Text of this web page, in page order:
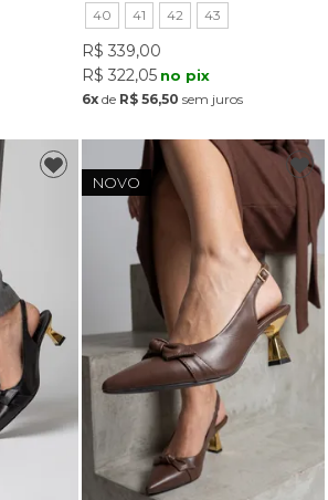
40 41 42 43
R$ 339,00
R$ 322,05 no pix
6x de R$ 56,50 sem juros
NOVO